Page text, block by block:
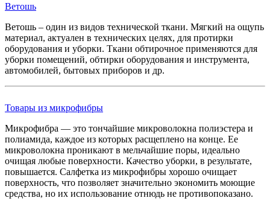
Ветошь
Ветошь – один из видов технической ткани. Мягкий на ощупь
материал, актуален в технических целях, для протирки
оборудования и уборки. Ткани обтирочное применяются для
уборки помещений, обтирки оборудования и инструмента,
автомобилей, бытовых приборов и др.
Товары из микрофибры
Микрофибра — это тончайшие микроволокна полиэстера и
полиамида, каждое из которых расщеплено на конце. Ее
микроволокна проникают в мельчайшие поры, идеально
очищая любые поверхности. Качество уборки, в результате,
повышается. Салфетка из микрофибры хорошо очищает
поверхность, что позволяет значительно экономить моющие
средства, но их использование отнюдь не противопоказано.